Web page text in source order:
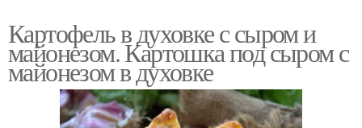
Картофель в духовке с сыром и
майонезом. Картошка под сыром с
майонезом в духовке